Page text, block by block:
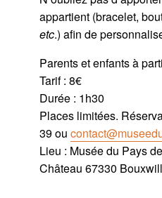
appartient (bracelet,
etc.) afin de
Parents et enfants à
Tarif : 8€
Durée : 1h30
Places limitées.
39 ou
Lieu : Musée du Pays
Château 67330